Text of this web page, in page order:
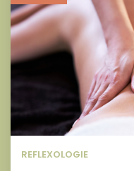
REFLEXOLOGIE